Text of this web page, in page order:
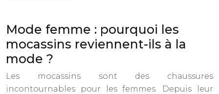
Mode femme : pourquoi les
mocassins reviennent-ils à la
mode ?
Les mocassins sont des chaussures
incontournables pour les femmes. Depuis leur